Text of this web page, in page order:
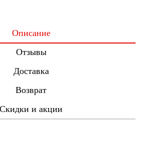
Описание
Отзывы
Доставка
Возврат
Скидки и акции